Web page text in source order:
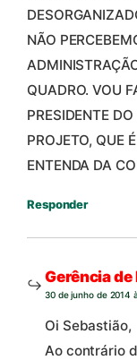
NÃO
QUADRO. VOU
PRESIDENTE
PROJETO, QUE
ENTENDA DA
Responder
Gerência
30 de junho de 2014
Oi Sebastião,
Ao contrário